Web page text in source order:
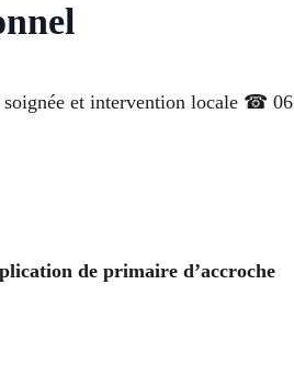
soignée et intervention locale ☎ 06
de primaire d’accroche